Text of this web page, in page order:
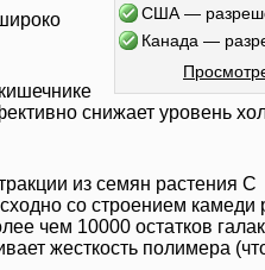
США —
Канада —
снижает уровень
из семян растения C
со строением камеди
чем 10000 остатков
жесткость полимера